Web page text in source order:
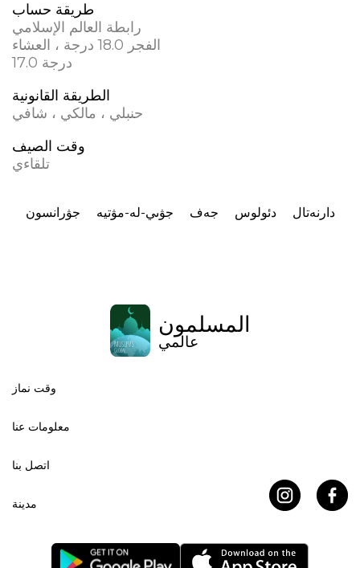
طريقة حساب
رابطة العالم الإسلامي
الفجر 18.0 درجة ، العشاء
17.0 درجة
الطريقة القانونية
حنبلي ، مالكي ، شافي
وقت الصيف
تلقاءي
جۋرانسون جۋىي-لە-مۋتيە جەف دئولوس دارنەتال
المسلمون
عالمي
وقت نماز
معلومات عنا
اتصل بنا
مدينة